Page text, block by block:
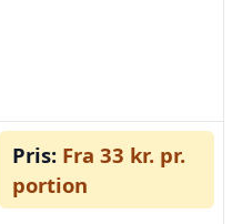
Pris: Fra 33 kr. pr.
portion